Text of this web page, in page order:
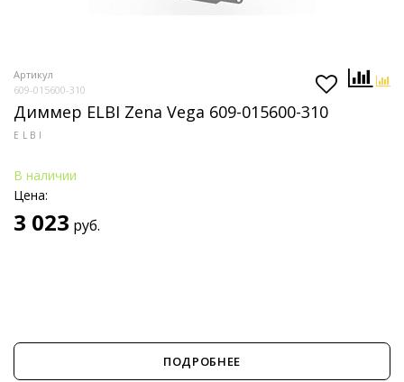
Артикул
609-015600-310
Диммер ELBI Zena Vega 609-015600-310
ELBI
В наличии
Цена:
3 023 руб.
ПОДРОБНЕЕ